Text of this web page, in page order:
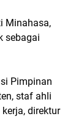
Minahasa,
sebagai
Pimpinan
staf ahli
direktur